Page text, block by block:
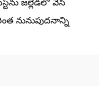
జల్లెడలో వేసి
నునుపుదనాన్ని